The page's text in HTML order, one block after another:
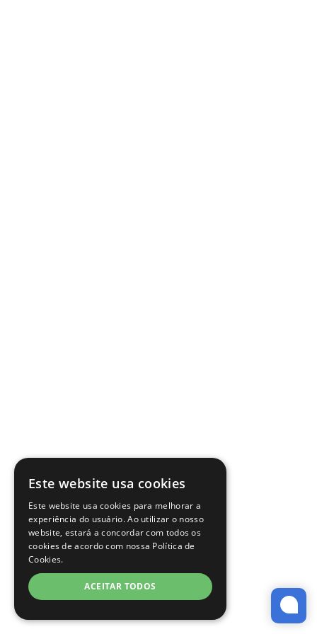
Este website usa cookies
Este website usa cookies para melhorar a
experiência do usuário. Ao utilizar o nosso
website, estará a concordar com todos os
cookies de acordo com nossa Política de
Cookies.
ACEITAR TODOS